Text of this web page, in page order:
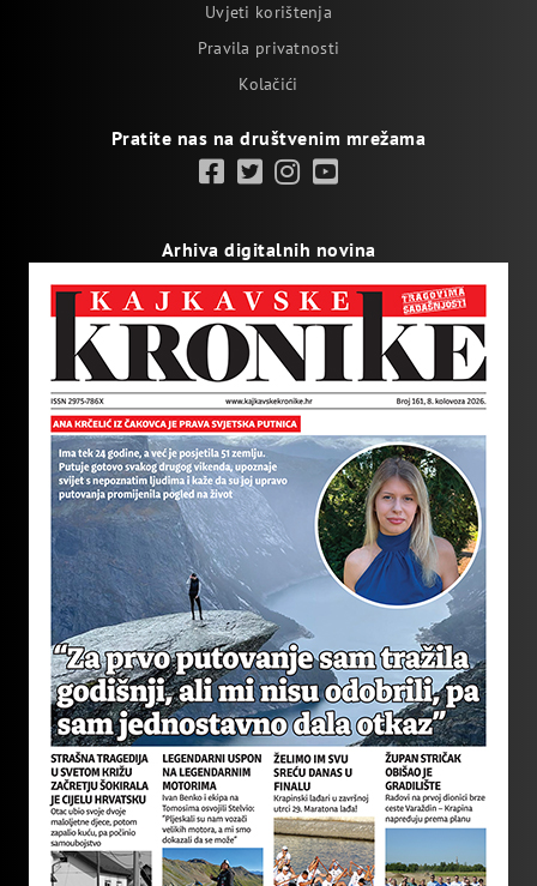
Uvjeti korištenja
Pravila privatnosti
Kolačići
Pratite nas na društvenim mrežama
Arhiva digitalnih novina